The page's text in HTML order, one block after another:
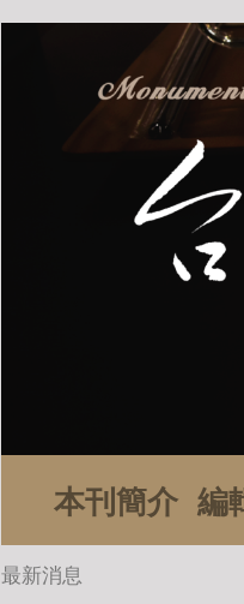
本刊簡介 編
最新消息